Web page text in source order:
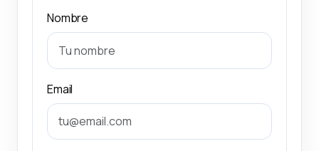
Nombre
Email